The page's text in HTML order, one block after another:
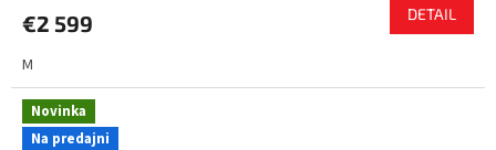
€2 599 DETAIL
M
Novinka
Na predajni